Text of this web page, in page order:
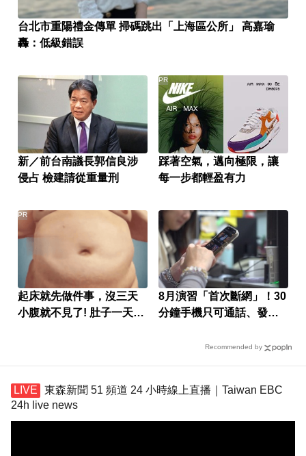
台北市重陽禮金傳單 掃碼跳出「上海區公所」 高嘉瑜
轟：低級錯誤
新／前台南議長郭信良涉
侵占 檢建請從重量刑
踩著空氣，邁向極限，讓
每一步都輕盈有力
PR
起床就先做件事，沒三天
小腹就不見了! 肚子一天天
PR
8月演習「首次斷網」！30
分鐘手機只可通話、發簡
Recommended by
東森新聞 51 頻道 24 小時線上直播｜Taiwan EBC
24h live news